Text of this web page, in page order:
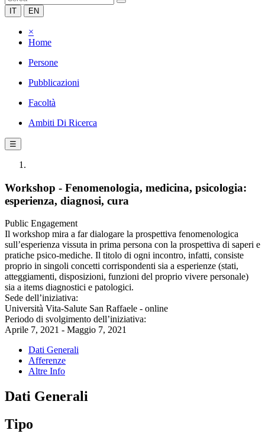
IT EN
×
Home
Persone
Pubblicazioni
Facoltà
Ambiti Di Ricerca
☰
Workshop - Fenomenologia, medicina, psicologia:
esperienza, diagnosi, cura
Public Engagement
Il workshop mira a far dialogare la prospettiva fenomenologica
sull’esperienza vissuta in prima persona con la prospettiva di saperi e
pratiche psico-mediche. Il titolo di ogni incontro, infatti, consiste
proprio in singoli concetti corrispondenti sia a esperienze (stati,
atteggiamenti, disposizioni, funzioni del proprio vivere personale)
sia a items diagnostici e patologici.
Sede dell’iniziativa:
Università Vita-Salute San Raffaele - online
Periodo di svolgimento dell’iniziativa:
Aprile 7, 2021 - Maggio 7, 2021
Dati Generali
Afferenze
Altre Info
Dati Generali
Tipo